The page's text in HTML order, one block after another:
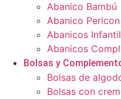
Abanico Bambú
Abanico Pericon
Abanicos
Abanicos
Bolsas y
Bolsas de
Bolsas con